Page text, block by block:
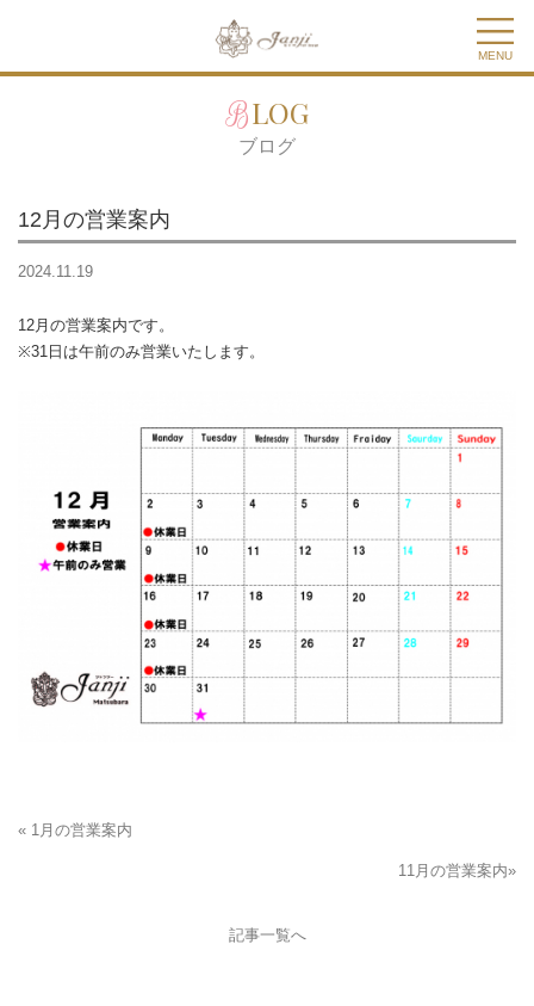
MENU
BLOG
ブログ
12月の営業案内
2024.11.19
12月の営業案内です。
※31日は午前のみ営業いたします。
« 1月の営業案内
11月の営業案内»
記事一覧へ